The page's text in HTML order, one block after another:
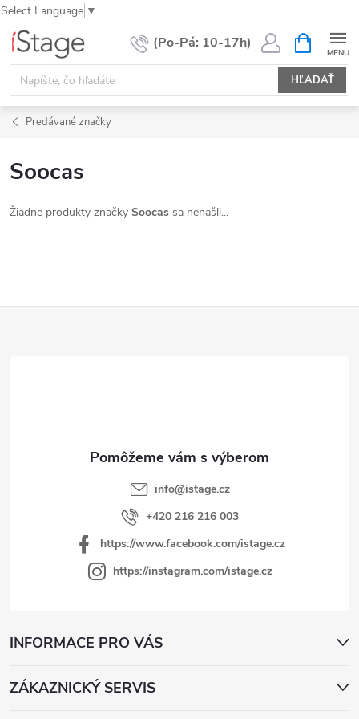
Select Language ▼
Prejsť
obsah
HĽADAŤ
KOŠÍK
Predávané značky
Soocas
Žiadne produkty značky Soocas sa nenašli...
info@istage.cz
+420 216 216 003
https://www.facebook.com/istage.cz
https://instagram.com/istage.cz
INFORMACE PRO VÁS
ZÁKAZNICKÝ SERVIS